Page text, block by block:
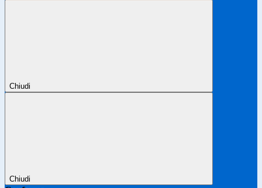
Chiudi
Chiudi